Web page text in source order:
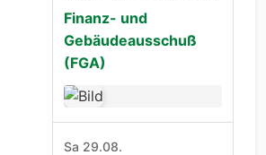
Finanz- und
Gebäudeausschuß
(FGA)
Sa 29.08.